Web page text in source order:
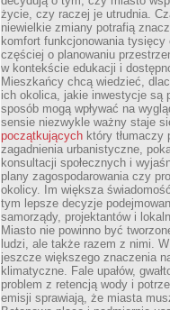
życie, czy raczej je utrudnia.
niewielkie zmiany potrafią
komfort funkcjonowania tysięcy
częściej o planowaniu
w kontekście edukacji i
Mieszkańcy chcą wiedzieć,
ich okolica, jakie inwestycje są
sposób mogą wpływać na
sensie niezwykle ważny staje
początkujących który tłumaczy
zagadnienia urbanistyczne,
konsultacji społecznych i
plany zagospodarowania czy
okolicy. Im większa
tym lepsze decyzje
samorządy, projektantów i
Miasto nie powinno być
ludzi, ale także razem z nimi.
jeszcze większego znaczenia
klimatyczne. Fale upałów,
problem z retencją wody i
emisji sprawiają, że miasta